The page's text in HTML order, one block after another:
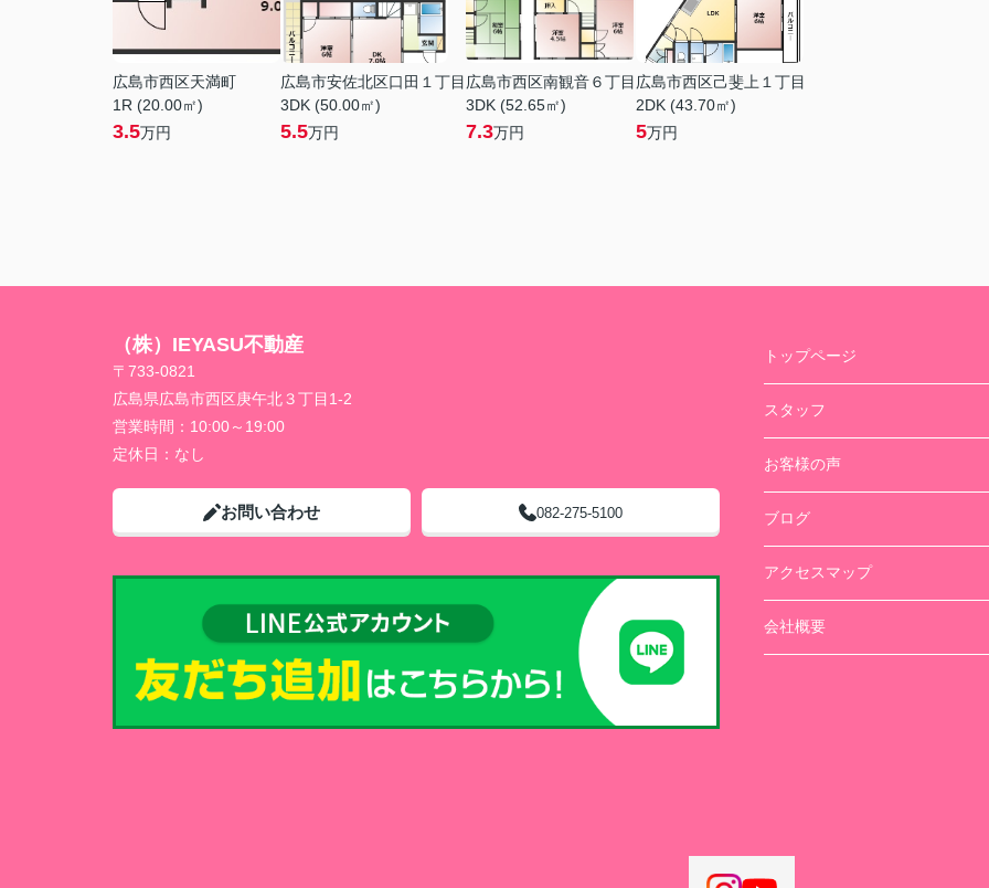
広島市西区天満町
1R (20.00㎡)
3.5万円
広島市安佐北区口田１丁目
3DK (50.00㎡)
5.5万円
広島市西区南観音６丁目
3DK (52.65㎡)
7.3万円
広島市西区己斐上１丁目
2DK (43.70㎡)
5万円
（株）IEYASU不動産
〒733-0821
広島県広島市西区庚午北３丁目1-2
営業時間： 10:00～19:00
定休日： なし
お問い合わせ 082-275-5100
トップページ
スタッフ
お客様の声
ブログ
アクセスマップ
会社概要